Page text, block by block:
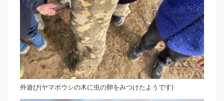
外遊び(ヤマボウシの木に虫の卵をみつけたようです)